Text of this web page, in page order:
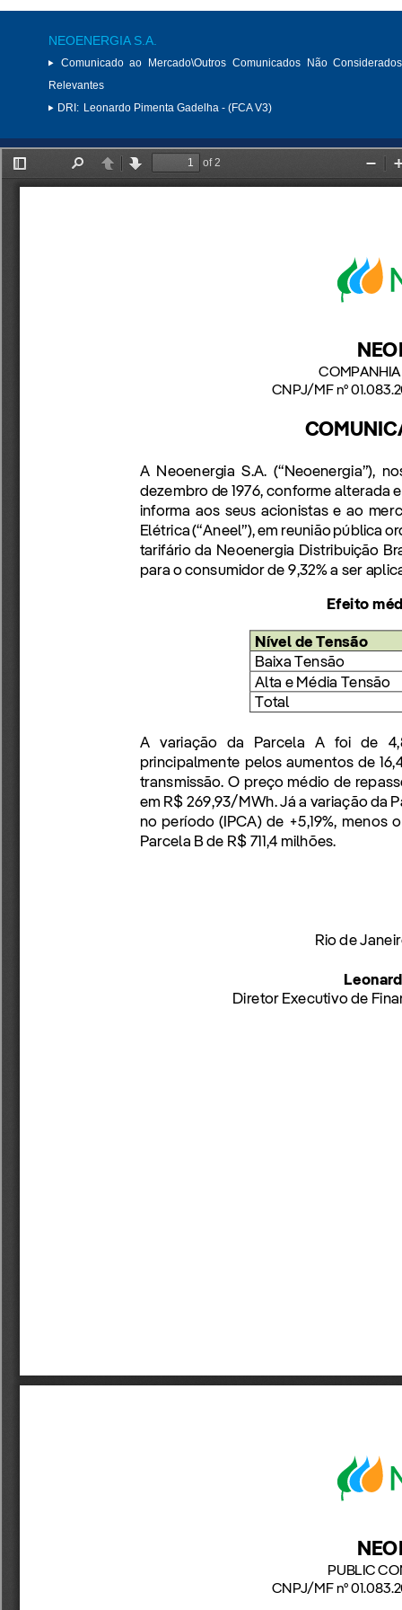
NEOENERGIA S.A.
Comunicado ao Mercado\Outros Comunicados Não
Relevantes
DRI: Leonardo Pimenta Gadelha - (FCA V3)